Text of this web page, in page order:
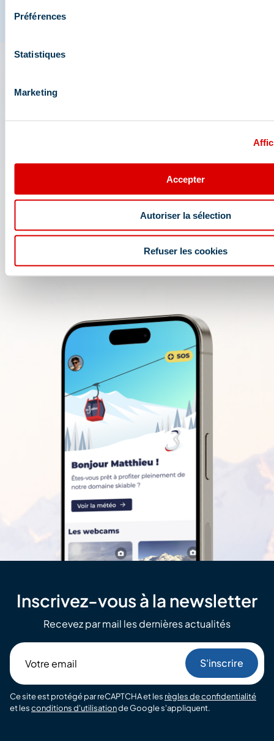
Préférences
Statistiques
Marketing
Accepter
Autoriser la sélection
Refuser les cookies
assistant de voyage
navettes, parking....
Préparez votre journée au cœur du domaine
skiable des 3 Vallées : conditions d'ouverture,
prévisions météo, webcams, forfaits....
Inscrivez-vous à la newsletter
Recevez par mail les dernières actualités
email
Ce site est protégé par reCAPTCHA et les règles de confidentialité
et lesconditions d'utilisationde Google s'appliquent.